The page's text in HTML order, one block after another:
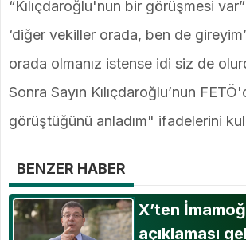
“Kılıçdaroğlu'nun bir görüşmesi
‘diğer vekiller orada, ben de
orada olmanız istense idi siz de
Sonra Sayın Kılıçdaroğlu’nun
görüştüğünü anladım" ifadelerini
BENZER HABER
X’ten
açıklaması